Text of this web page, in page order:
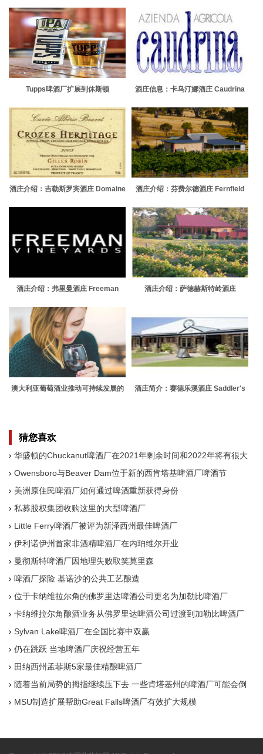
Tupps啤酒厂扩展到休斯顿 酒庄信息：卡乌汀娜酒庄 Caudrina
酒庄介绍：吉勒斯罗宾酒庄 Domaine
酒庄介绍：芬费尔德酒庄 Fernfield
酒庄介绍：弗里曼酒庄 Freeman
酒庄介绍：萨德赫斯特岭酒庄
澳大利亚葡萄酒业推动可持续发展的
酒庄简介：赛德乐溪酒庄 Saddler's
猜您喜欢
华盛顿的Chuckanut啤酒厂在2021年剩余时间和2022年将有很大
Owensboro与Beaver Dam位于新的西肯塔基啤酒厂啤酒节
美洲原住民啤酒厂如何通过啤酒重新获得身份
私募股权集团收购这里的大型啤酒厂
Little Ferry啤酒厂被评为新泽西州最佳啤酒厂
伊利诺伊州首家非酒精啤酒厂在内珀维尔开业
曼彻斯特啤酒厂因地理失败取笑莫里森
啤酒厂探险 基诺沙的公共工艺酿造
位于卡纳维拉尔角的佛罗里达啤酒公司更名为加勒比啤酒厂
卡纳维拉尔角酿酒业务从佛罗里达啤酒公司过渡到加勒比啤酒厂
Sylvan Lake啤酒厂在全国比赛中双赢
仍在跳跃 当地啤酒厂庆祝经营五年
田纳西州孟菲斯5家最佳精酿啤酒厂
随着当前局势的拇指继续压下去 一些肯塔基州的啤酒厂可能会倒
MSU制造扩展帮助Great Falls啤酒厂有效扩大规模